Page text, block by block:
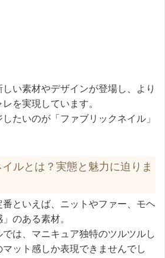
い素材やデザインが登場し、より
を実現しています。
たいのが「ファブリックネイル」
ルとは？実態と魅力に迫りま
といえば、ニットやファー、モヘ
のある素材。
は、マニキュア独特のツルツルし
ット感しか表現できませんでし